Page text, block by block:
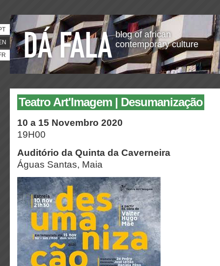
blog of african
contemporary culture
Teatro Art'Imagem | Desumanização
10 a 15 Novembro 2020
19H00
Auditório da Quinta da Caverneira
Águas Santas, Maia